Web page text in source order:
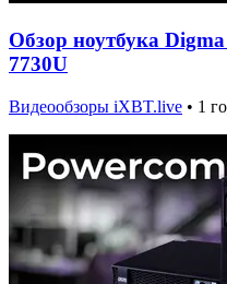
Обзор ноутбука
7730U
Видеообзоры iXBT.live • 1